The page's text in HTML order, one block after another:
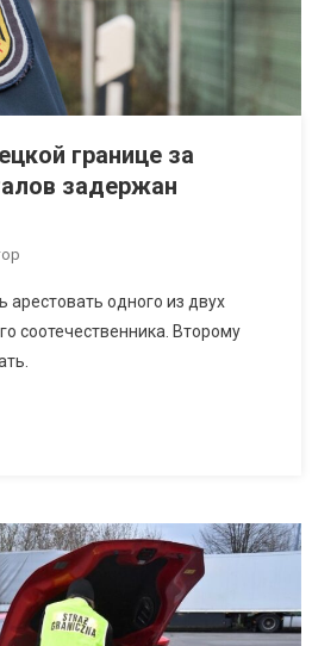
границе за
задержан
арестовать одного из двух
соотечественника. Второму